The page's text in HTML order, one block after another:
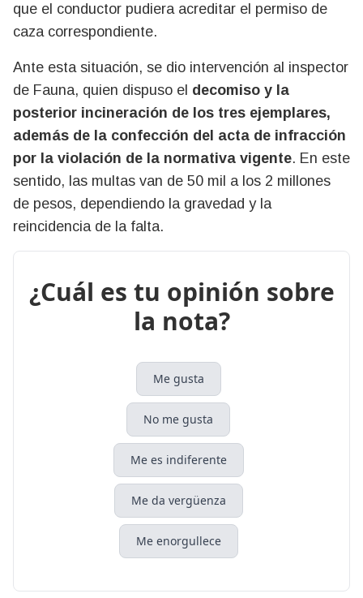
que el conductor pudiera acreditar el permiso de
caza correspondiente.
Ante esta situación, se dio intervención al inspector
de Fauna, quien dispuso el decomiso y la
posterior incineración de los tres ejemplares,
además de la confección del acta de infracción
por la violación de la normativa vigente. En este
sentido, las multas van de 50 mil a los 2 millones
de pesos, dependiendo la gravedad y la
reincidencia de la falta.
¿Cuál es tu opinión sobre
la nota?
Me gusta
No me gusta
Me es indiferente
Me da vergüenza
Me enorgullece